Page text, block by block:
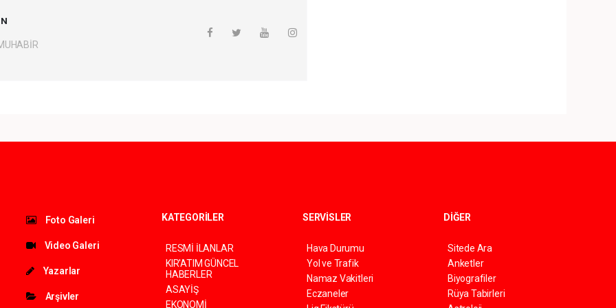
Foto Galeri
Video Galeri
Yazarlar
Arşivler
KATEGORİLER
RESMİ İLANLAR
KIR'ATIM GÜNCEL
HABERLER
ASAYİŞ
EKONOMİ
SERVİSLER
Hava Durumu
Yol ve Trafik
Namaz Vakitleri
Eczaneler
DİĞER
Sitede Ara
Anketler
Biyografiler
Rüya Tabirleri